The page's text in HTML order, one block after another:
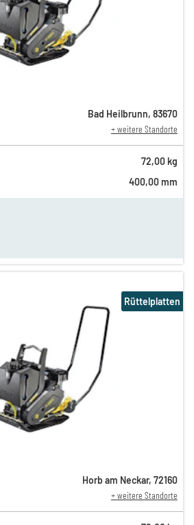
Bad Heilbrunn, 83670
+ weitere Standorte
72,00 kg
400,00 mm
Rüttelplatten
Horb am Neckar, 72160
+ weitere Standorte